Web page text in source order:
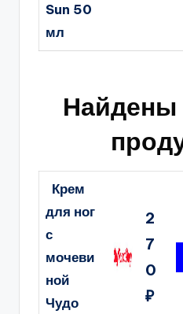
Sun 50
мл
Найдены
Крем
для ног
с
мочеви
ной
Чудо
2
7
0
₽